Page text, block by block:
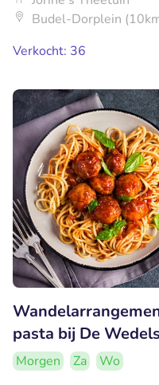
Budel-Dorplein
Verkocht: 36
pasta bij De
Morgen Za
Wo